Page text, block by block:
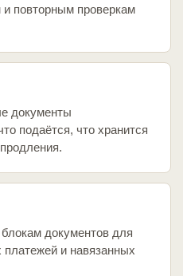
повторным проверкам
документы
подаётся, что хранится
документов для
и навязанных